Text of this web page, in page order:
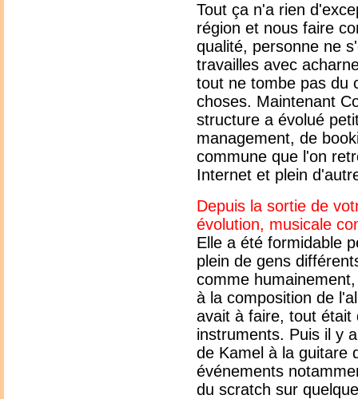
Tout ça n'a rien
région et nous faire
qualité, personne ne
travailles avec
tout ne tombe pas du
choses. Maintenant
structure a évolué
management, de
commune que l'on
Internet et plein
Depuis la sortie de
évolution, musicale
Elle a été formidable
plein de gens
comme
à la composition de
avait à faire, tout était
instruments. Puis il y
de Kamel à la guitare
événements
du scratch sur